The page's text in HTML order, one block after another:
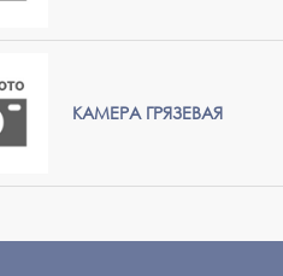
КАМЕРА ГРЯЗЕВАЯ